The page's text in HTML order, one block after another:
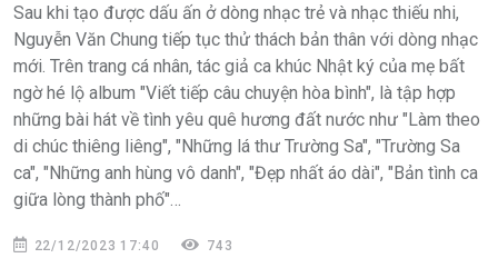
Sau khi tạo được dấu ấn ở dòng nhạc trẻ và nhạc thiếu nhi,
Nguyễn Văn Chung tiếp tục thử thách bản thân với dòng nhạc
mới. Trên trang cá nhân, tác giả ca khúc Nhật ký của mẹ bất
ngờ hé lộ album "Viết tiếp câu chuyện hòa bình", là tập hợp
những bài hát về tình yêu quê hương đất nước như "Làm theo
di chúc thiêng liêng", "Những lá thư Trường Sa", "Trường Sa
ca", "Những anh hùng vô danh", "Đẹp nhất áo dài", "Bản tình ca
giữa lòng thành phố"…
22/12/2023 17:40 743